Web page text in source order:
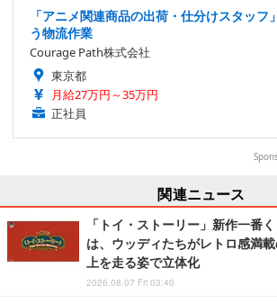
「アニメ関連商品の出荷・仕分けスタッフ
う物流作業
Courage Path株式会社
東京都
月給27万円～35万円
正社員
関連ニュース
「トイ・ストーリー」新作一番
は、ウッディたちがレトロ感満
上を走る姿で立体化
2026.08.07 Fri 03:40